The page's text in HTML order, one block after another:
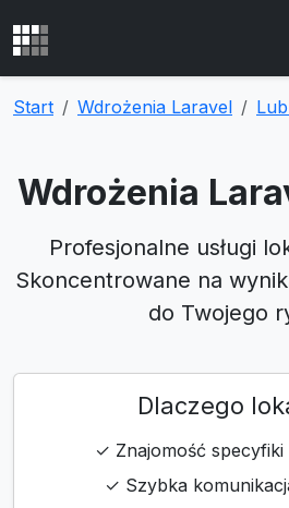
Start Wdrożenia Laravel
Wdrożenia
Profesjonalne usługi
Skoncentrowane na
do Twojego
Dlaczego
✓ Znajomość
✓ Szybka